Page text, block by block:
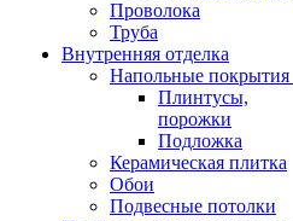
Проволока
Труба
Внутренняя отделка
Напольные покрытия
Плинтусы,
порожки
Подложка
Керамическая плитка
Обои
Подвесные потолки